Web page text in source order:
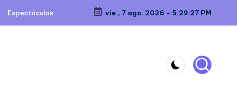
Espectáculos vie., 7 ago. 2026 - 5:29:28 PM